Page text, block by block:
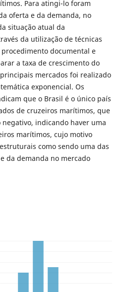
Para atingi-lo foram
oferta e da demanda, no
situação atual da
da utilização de técnicas
documental e
a taxa de crescimento do
mercados foi realizado
exponencial. Os
que o Brasil é o único país
de cruzeiros marítimos, que
indicando haver uma
marítimos, cujo motivo
como sendo uma das
da demanda no mercado